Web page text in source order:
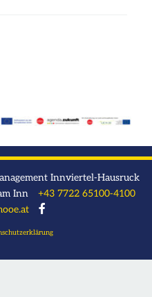
Innviertel-Hausruck
Inn +43 7722 65100-4100